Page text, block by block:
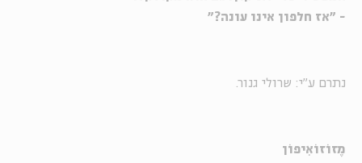
- "אז חלפון אינו עונה?"
נתרם ע"י: שרולי גנור.
מֶזוֹזוֹאִיפוֹן